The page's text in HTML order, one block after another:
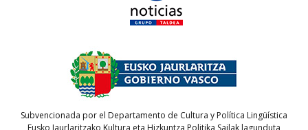
Subvencionada por el Departamento de Cultura y Política Lingüística
Eusko Jaurlaritzako Kultura eta Hizkuntza Politika Sailak lagunduta